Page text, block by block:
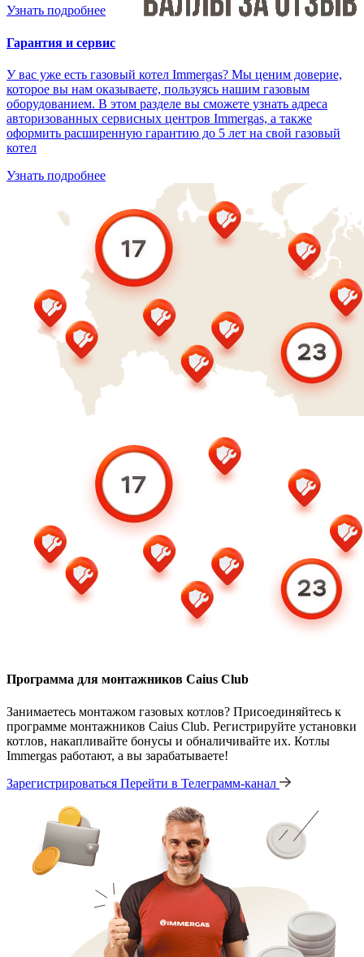
Узнать подробнее
Гарантия и сервис
У вас уже есть газовый котел Immergas? Мы ценим доверие,
которое вы нам оказываете, пользуясь нашим газовым
оборудованием. В этом разделе вы сможете узнать адреса
авторизованных сервисных центров Immergas, а также
оформить расширенную гарантию до 5 лет на свой газовый
котел
Узнать подробнее
Программа для монтажников Caius Club
Занимаетесь монтажом газовых котлов? Присоединяйтесь к
программе монтажников Caius Club. Регистрируйте установки
котлов, накапливайте бонусы и обналичивайте их. Котлы
Immergas работают, а вы зарабатываете!
Зарегистрироваться Перейти в Телеграмм-канал